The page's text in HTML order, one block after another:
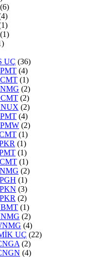
(6)
(1)
UÇ (36)
(4)
(1)
(2)
(2)
(2)
(4)
(2)
(1)
(1)
(1)
(1)
(2)
(1)
(3)
(2)
(1)
(2)
(4)
UÇ (22)
(2)
(4)